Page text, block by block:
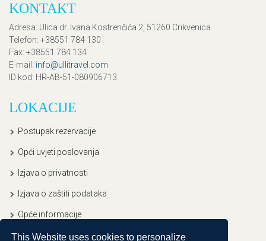
This Website uses cookies to personalize
KONTAKT
Adresa: Ulica dr. Ivana Kostrenčića 2, 51260 Crikvenica
Telefon: +38551 784 130
Fax: +38551 784 134
E-mail : info@ullitravel.com
ID kod: HR-AB-51-080906713
LOKACIJE
Postupak rezervacije
Opći uvjeti poslovanja
Izjava o privatnosti
Izjava o zaštiti podataka
Opće informacije